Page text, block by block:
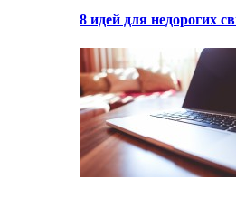
8 идей для недорогих